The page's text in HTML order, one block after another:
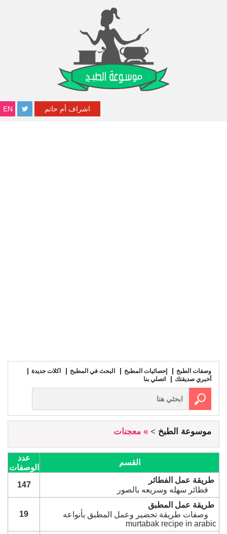
EN اشراف أم حاتم
وصفات الطبخ إحصائيات المطبخ البحث في المطبخ
اكلات جديدة
أخبري صديقتك
اتصلي بنا
موسوعة الطبخ » معجنات
القسم
عدد
الوصفات
طريقة عمل الفطائر
فطائر سهله وسريعه بالصور
147
طريقة عمل المطبق
وصفات طريقة تحضير وعمل المطبق بأنواعه
murtabak recipe in arabic
19